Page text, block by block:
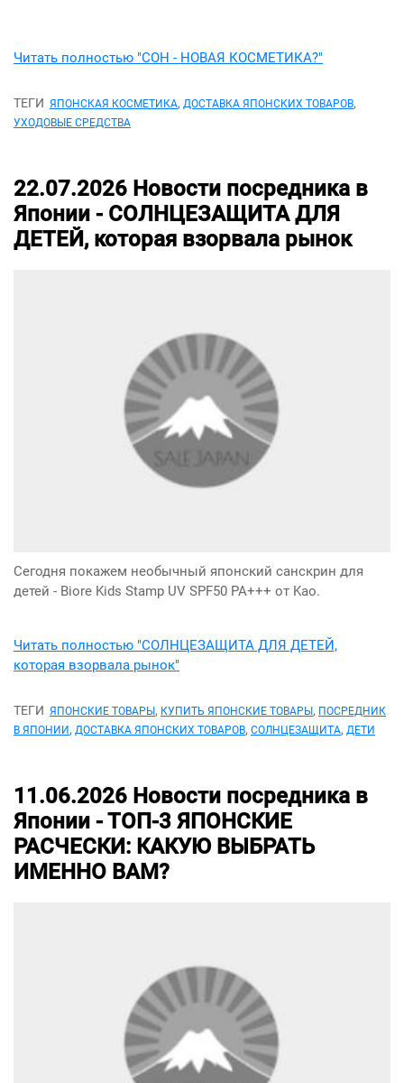
Читать полностью "СОН - НОВАЯ КОСМЕТИКА?"
ТЕГИ ЯПОНСКАЯ КОСМЕТИКА, ДОСТАВКА ЯПОНСКИХ ТОВАРОВ,
УХОДОВЫЕ СРЕДСТВА
22.07.2026 Новости посредника в
Японии - СОЛНЦЕЗАЩИТА ДЛЯ
ДЕТЕЙ, которая взорвала рынок
Сегодня покажем необычный японский санскрин для
детей - Biore Kids Stamp UV SPF50 PA+++ от Kao.
Читать полностью "СОЛНЦЕЗАЩИТА ДЛЯ ДЕТЕЙ,
которая взорвала рынок"
ТЕГИ ЯПОНСКИЕ ТОВАРЫ , КУПИТЬ ЯПОНСКИЕ ТОВАРЫ , ПОСРЕДНИК
В ЯПОНИИ , ДОСТАВКА ЯПОНСКИХ ТОВАРОВ, СОЛНЦЕЗАЩИТА, ДЕТИ
11.06.2026 Новости посредника в
Японии -ТОП-3 ЯПОНСКИЕ
РАСЧЕСКИ: КАКУЮ ВЫБРАТЬ
ИМЕННО ВАМ?